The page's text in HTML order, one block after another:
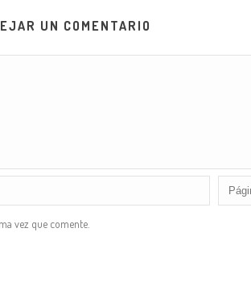
UN COMENTARIO
vez que comente.